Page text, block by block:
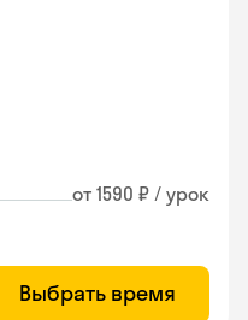
от 1590 ₽ / урок
Выбрать время